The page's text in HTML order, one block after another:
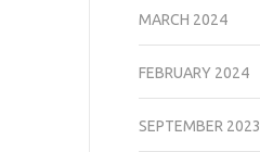
MARCH 2024
FEBRUARY 2024
SEPTEMBER 2023